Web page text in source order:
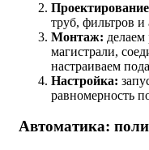
труб, фильтров и
Монтаж: делаем
магистрали,
настраиваем
Настройка:
равномерность
Автоматика: